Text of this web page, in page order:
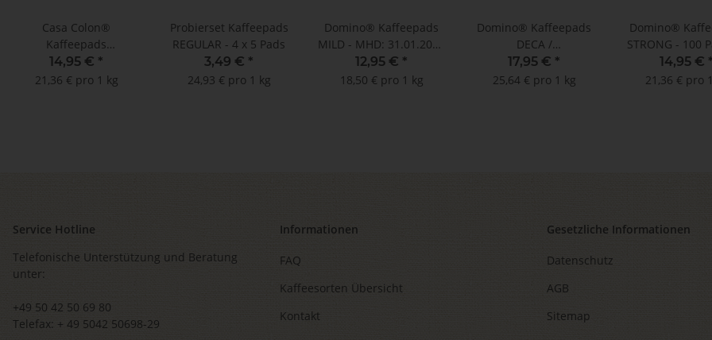
Casa Colon®
Kaffeepads
ENTKOFFEINIERT -
MHD: 31.12.2025 !! (100
14,95 € *
21,36 € pro 1 kg
Probierset Kaffeepads
REGULAR - 4 x 5 Pads
3,49 € *
24,93 € pro 1 kg
Domino® Kaffeepads
MILD - MHD: 31.01.2026
!! (100 Pads im
Megabeutel)
12,95 € *
18,50 € pro 1 kg
Domino® Kaffeepads
DECA /
ENTKOFFEINIERT -
MHD: 31.05.2026 !!!
17,95 € *
25,64 € pro 1 kg
Domino®
STRONG - 100
Megabeutel
14,95 € *
21,36 € pro
Service Hotline
Telefonische Unterstützung und Beratung
unter:
+49 50 42 50 69 80
Telefax: + 49 5042 50698-29
Informationen
FAQ
Kaffeesorten Übersicht
Kontakt
Gesetzliche Informationen
Datenschutz
AGB
Sitemap